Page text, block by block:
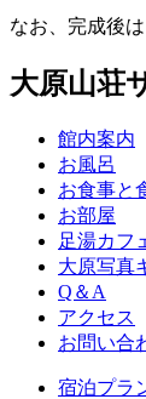
なお、完成後
大原山荘
館内案内
お風呂
お食事と
お部屋
足湯カフ
大原写真
Q＆A
アクセス
お問い合
宿泊プラ